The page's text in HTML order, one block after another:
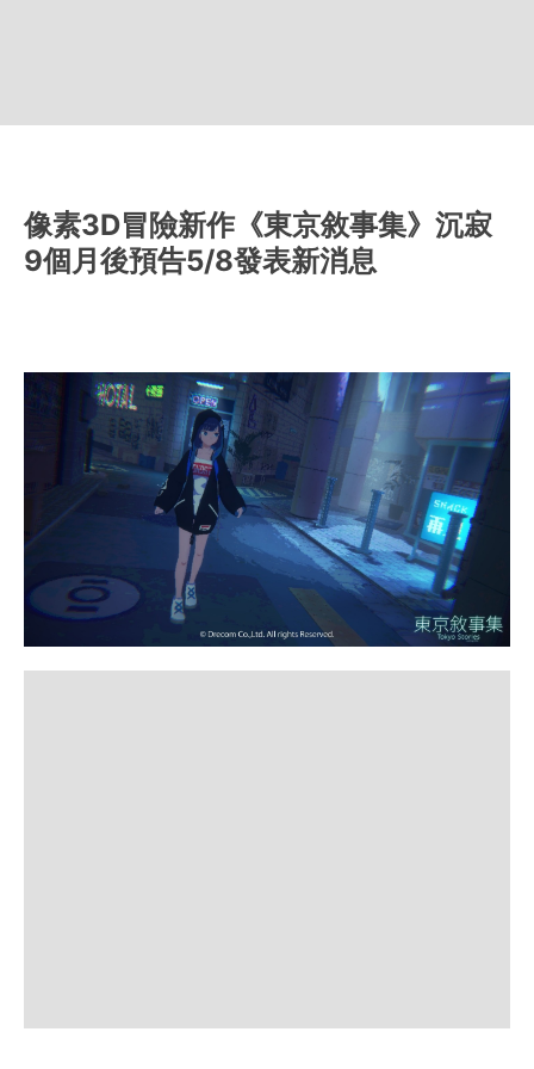
像素3D冒險新作《東京敘事集》沉寂
9個月後預告5/8發表新消息